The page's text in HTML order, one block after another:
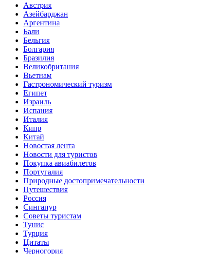
Австрия
Азейбарджан
Аргентина
Бали
Бельгия
Болгария
Бразилия
Великобритания
Вьетнам
Гастрономический туризм
Египет
Израиль
Испания
Италия
Кипр
Китай
Новостая лента
Новости для туристов
Покупка авиабилетов
Португалия
Природные достопримечательности
Путешествия
Россия
Сингапур
Советы туристам
Тунис
Турция
Цитаты
Черногория